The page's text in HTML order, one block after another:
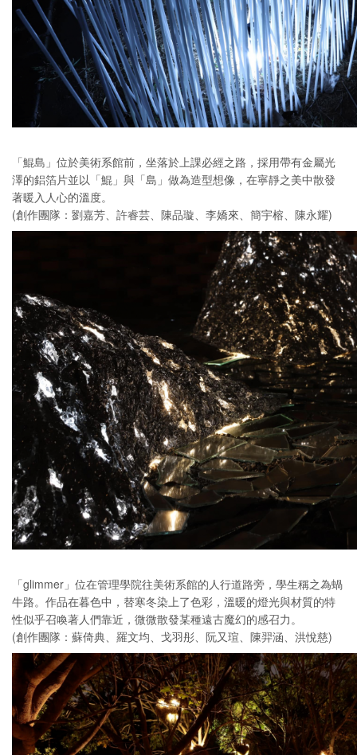
「鯤島」位於美術系館前，坐落於上課必經之路，採用帶有金屬光
澤的鋁箔片並以「鯤」與「島」做為造型想像，在寧靜之美中散發
著暖入人心的溫度。
(創作團隊：劉嘉芳、許睿芸、陳品璇、李嬌來、簡宇榕、陳永耀)
「glimmer」位在管理學院往美術系館的人行道路旁，學生稱之為蝸
牛路。作品在暮色中，替寒冬染上了色彩，溫暖的燈光與材質的特
性似乎召喚著人們靠近，微微散發某種遠古魔幻的感召力。
(創作團隊：蘇倚典、羅文均、戈羽彤、阮又瑄、陳羿涵、洪悅慈)